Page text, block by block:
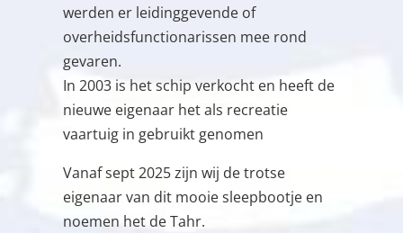
werden er leidinggevende of
overheidsfunctionarissen mee rond
gevaren.
In 2003 is het schip verkocht en heeft de
nieuwe eigenaar het als recreatie
vaartuig in gebruikt genomen
Vanaf sept 2025 zijn wij de trotse
eigenaar van dit mooie sleepbootje en
noemen het de Tahr.